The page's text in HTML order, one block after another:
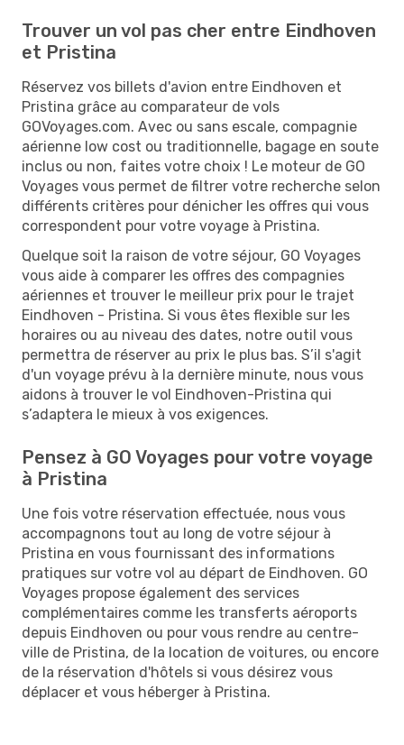
Trouver un vol pas cher entre Eindhoven
et Pristina
Réservez vos billets d'avion entre Eindhoven et
Pristina grâce au comparateur de vols
GOVoyages.com. Avec ou sans escale, compagnie
aérienne low cost ou traditionnelle, bagage en soute
inclus ou non, faites votre choix ! Le moteur de GO
Voyages vous permet de filtrer votre recherche selon
différents critères pour dénicher les offres qui vous
correspondent pour votre voyage à Pristina.
Quelque soit la raison de votre séjour, GO Voyages
vous aide à comparer les offres des compagnies
aériennes et trouver le meilleur prix pour le trajet
Eindhoven - Pristina. Si vous êtes flexible sur les
horaires ou au niveau des dates, notre outil vous
permettra de réserver au prix le plus bas. S’il s'agit
d'un voyage prévu à la dernière minute, nous vous
aidons à trouver le vol Eindhoven-Pristina qui
s’adaptera le mieux à vos exigences.
Pensez à GO Voyages pour votre voyage
à Pristina
Une fois votre réservation effectuée, nous vous
accompagnons tout au long de votre séjour à
Pristina en vous fournissant des informations
pratiques sur votre vol au départ de Eindhoven. GO
Voyages propose également des services
complémentaires comme les transferts aéroports
depuis Eindhoven ou pour vous rendre au centre-
ville de Pristina, de la location de voitures, ou encore
de la réservation d'hôtels si vous désirez vous
déplacer et vous héberger à Pristina.